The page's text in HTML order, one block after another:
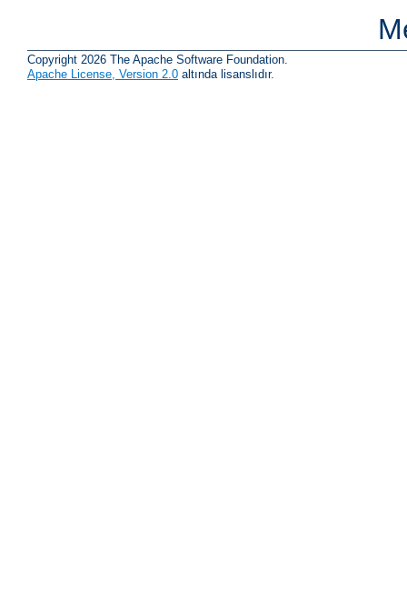
Copyright 2026 The Apache Software Foundation.
Apache License, Version 2.0 altında lisanslıdır.